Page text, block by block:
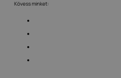
Kövess minket: